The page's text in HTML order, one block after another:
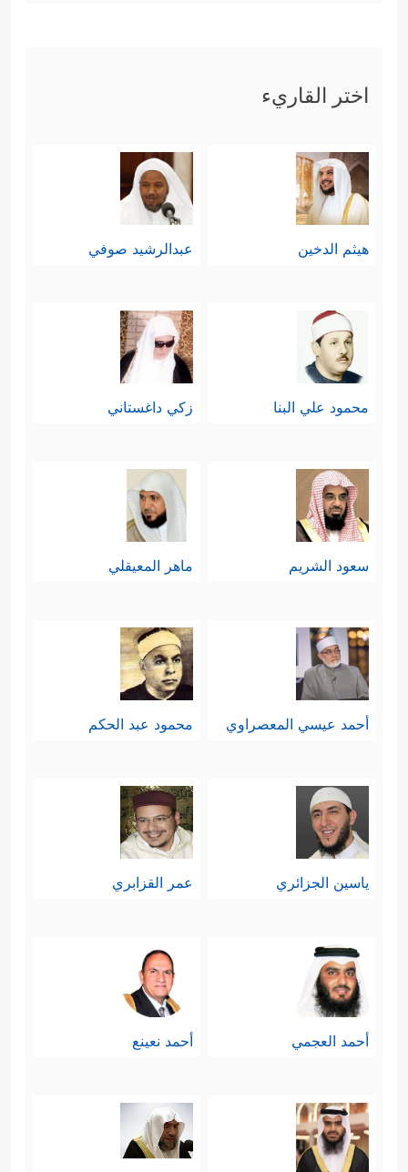
اختر القاريء
هيثم الدخين عبدالرشيد صوفي
محمود علي البنا زكي داغستاني
سعود الشريم ماهر المعيقلي
أحمد عيسي المعصراوي محمود عبد الحكم
ياسين الجزائري عمر القزابري
أحمد العجمي أحمد نعينع